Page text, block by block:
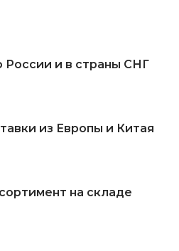
России и в страны СНГ
из Европы и Китая
на складе